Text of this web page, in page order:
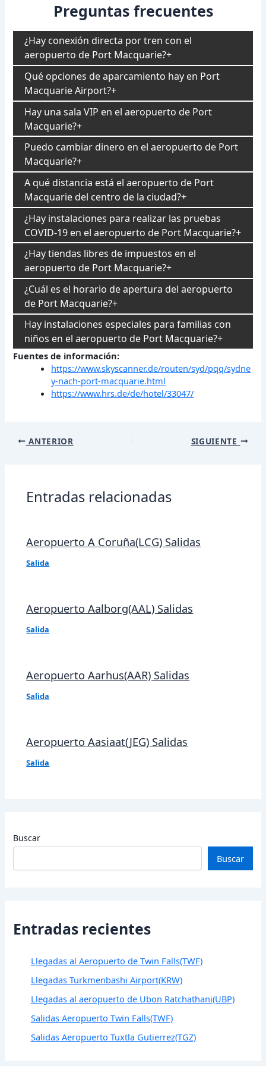
Preguntas frecuentes
¿Hay conexión directa por tren con el
aeropuerto de Port Macquarie?
Qué opciones de aparcamiento hay en Port
Macquarie Airport?
Hay una sala VIP en el aeropuerto de Port
Macquarie?
Puedo cambiar dinero en el aeropuerto de Port
Macquarie?
A qué distancia está el aeropuerto de Port
Macquarie del centro de la ciudad?
¿Hay instalaciones para realizar las pruebas
COVID-19 en el aeropuerto de Port Macquarie?
¿Hay tiendas libres de impuestos en el
aeropuerto de Port Macquarie?
¿Cuál es el horario de apertura del aeropuerto
de Port Macquarie?
Hay instalaciones especiales para familias con
niños en el aeropuerto de Port Macquarie?
Fuentes de información:
https://www.skyscanner.de/routen/syd/pqq/sydne
y-nach-port-macquarie.html
https://www.hrs.de/de/hotel/33047/
Navegación
ANTERIOR SIGUIENTE
Entradas relacionadas
Aeropuerto A Coruña(LCG) Salidas
Salida
Aeropuerto Aalborg(AAL) Salidas
Salida
Aeropuerto Aarhus(AAR) Salidas
Salida
Aeropuerto Aasiaat(JEG) Salidas
Salida
Buscar
Buscar
Entradas recientes
Llegadas al Aeropuerto de Twin Falls(TWF)
Llegadas Turkmenbashi Airport(KRW)
Llegadas al aeropuerto de Ubon Ratchathani(UBP)
Salidas Aeropuerto Twin Falls(TWF)
Salidas Aeropuerto Tuxtla Gutierrez(TGZ)